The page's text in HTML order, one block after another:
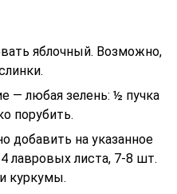
яблочный. Возможно,
— любая зелень: ½ пучка
порубить.
добавить на указанное
лавровых листа, 7-8 шт.
куркумы.